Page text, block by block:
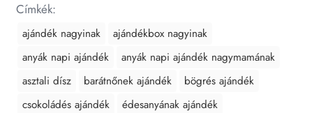
Címkék:
ajándék nagyinak
ajándékbox nagyinak
anyák napi ajándék
anyák napi ajándék nagymamának
asztali dísz
barátnőnek ajándék
bögrés ajándék
csokoládés ajándék
édesanyának ajándék